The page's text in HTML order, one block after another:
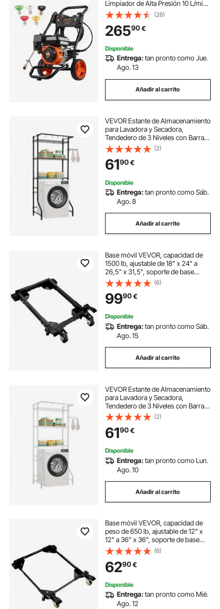
Limpiador de Alta Presión 10 L/min
con Bomba de Aluminio, Pistola
Rociadora, Varilla de Extensión, 5
Boquillas para Casas, Vehículos
(26)
26590€
Disponible
Entrega:tan pronto como Jue.
Ago. 13
Añadir al carrito
VEVOR Estante de Almacenamiento
para Lavadora y Secadora,
Tendedero de 3 Niveles con Barra y
Ganchos, Estantes Ajustables de
una Sola fila para Lavadora, Ahorra
Espacio para Lavadero, Negro
(2)
6190€
Disponible
Entrega:tan pronto como Sáb.
Ago. 8
Añadir al carrito
Base móvil VEVOR, capacidad de
1500 lb, ajustable de 18" x 24" a
26,5" x 31,5", soporte de base
móvil universal resistente con
ruedas giratorias, para equipos de
carpintería, sierras de cinta,
herramientas eléctricas, máquinas
(6)
9990€
Disponible
Entrega:tan pronto como Sáb.
Ago. 15
Añadir al carrito
VEVOR Estante de Almacenamiento
para Lavadora y Secadora,
Tendedero de 3 Niveles con Barra y
Ganchos, Estantes Ajustables de
una Sola fila para Lavadora, Ahorra
Espacio para Lavadero, Blanco
(2)
6190€
Disponible
Entrega:tan pronto como Lun.
Ago. 10
Añadir al carrito
Base móvil VEVOR, capacidad de
peso de 650 lb, ajustable de 12" x
12" a 36" x 36", soporte de base
móvil universal resistente con
ruedas giratorias, para equipos de
carpintería, sierras de cinta,
herramientas eléctricas, máquinas
(6)
6290€
Disponible
Entrega:tan pronto como Mié.
Ago. 12